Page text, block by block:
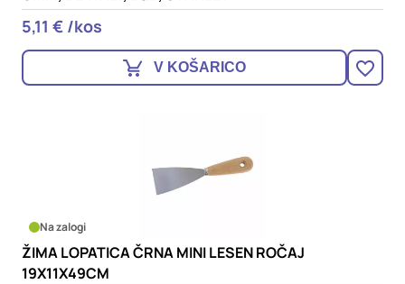
5,11 € /kos
V KOŠARICO
Na zalogi
ŽIMA LOPATICA ČRNA MINI LESEN ROČAJ
19X11X49CM